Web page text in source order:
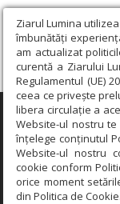
Ziarul Lumina
îmbunătăți
am actualizat
curentă a Ziarului
Regulamentul (UE)
ceea ce privește
libera circulație a
Website-ul nostru
înțelege conținutul
Website-ul nostru
cookie conform
orice moment
din Politica de Cookie.